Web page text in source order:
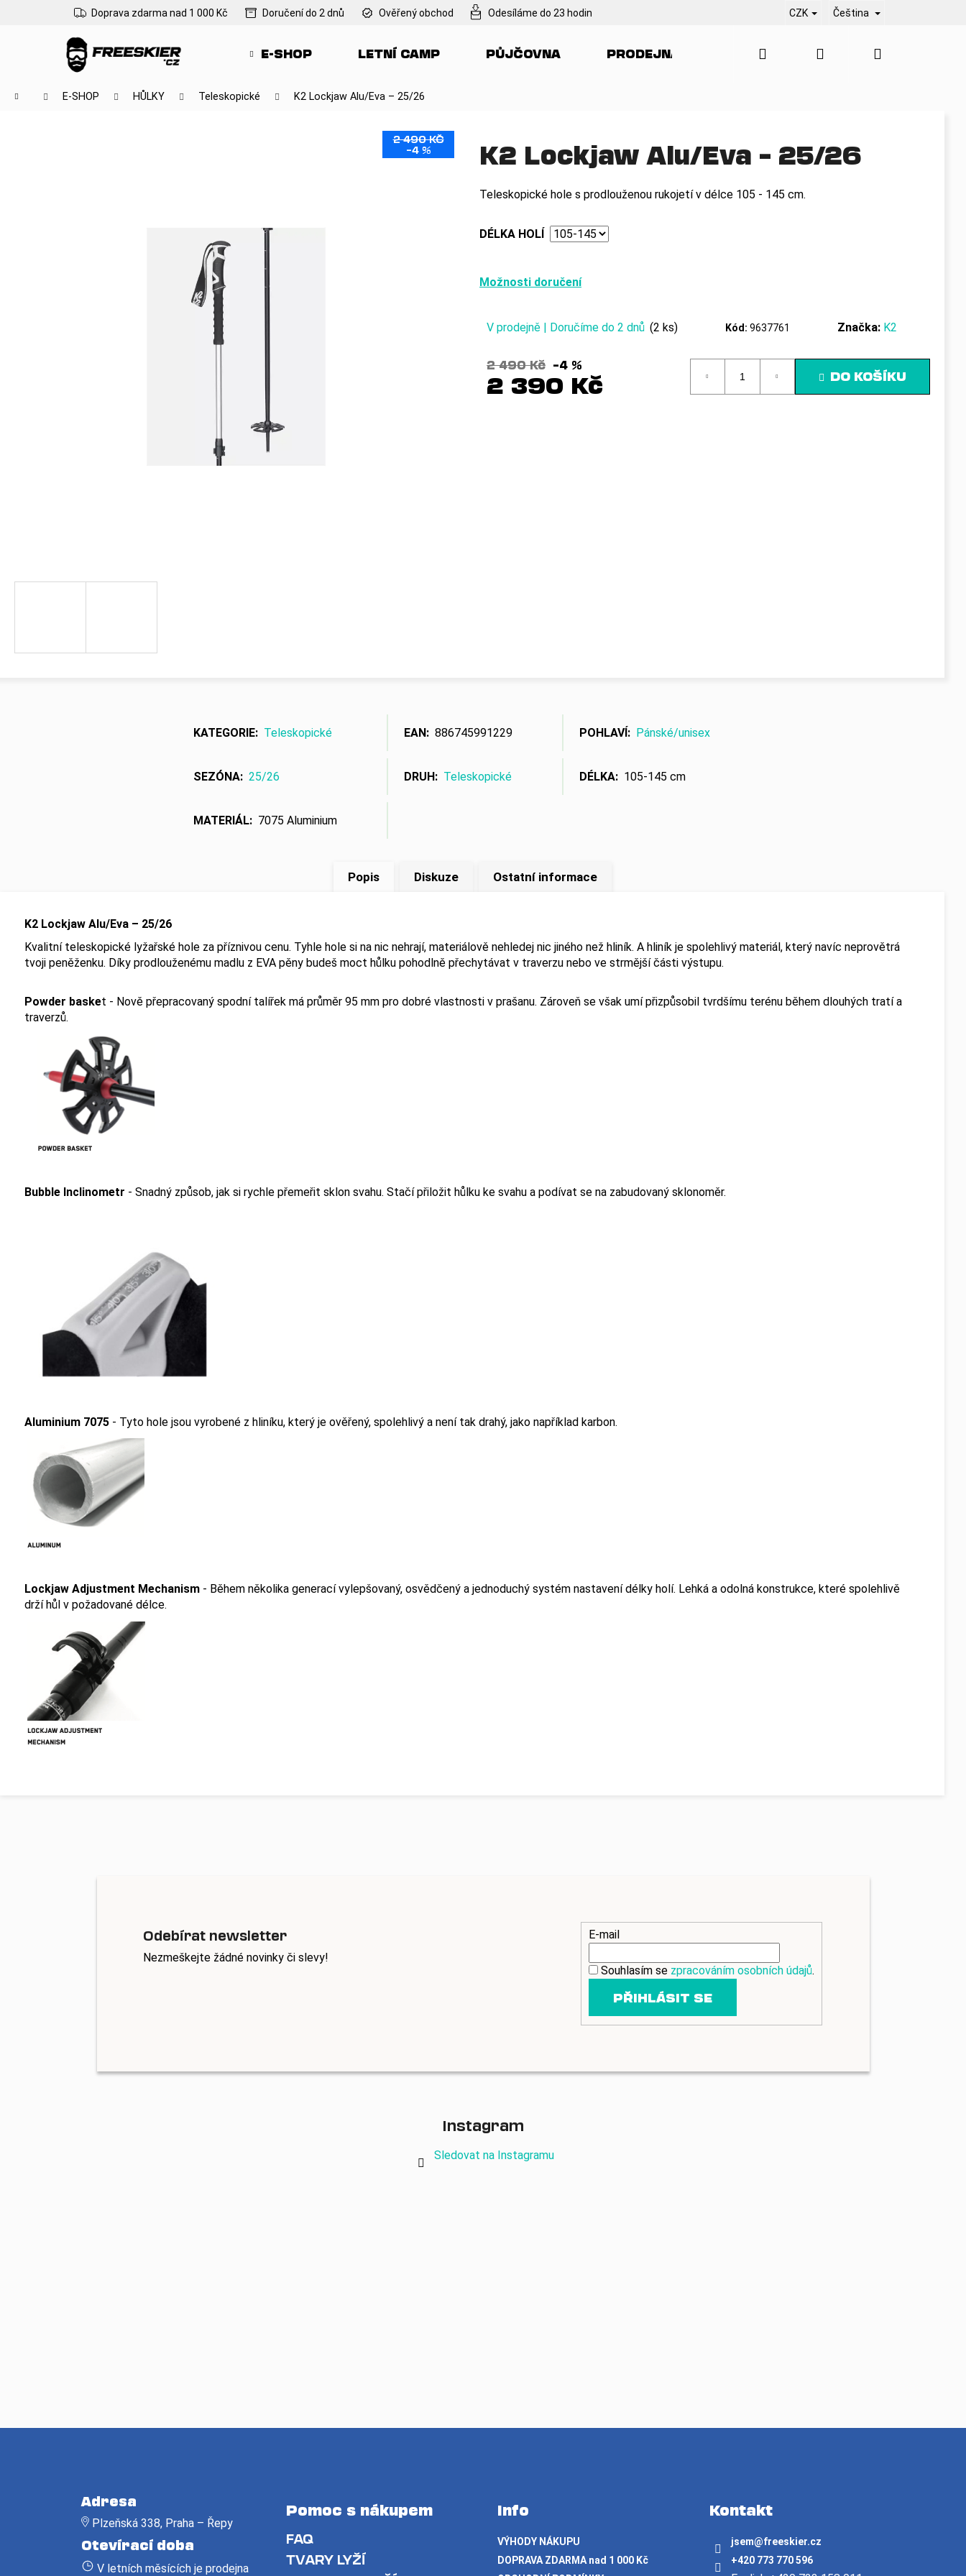
Doprava zdarma nad 1 000 Kč Doručení do 2 dnů Ověřený obchod Odesíláme do 23 hodin CZK Čeština
E-SHOP LETNÍ CAMP PŮJČOVNA PRODEJNA SERVIS KONTAKT
Hledat PřihlášeníNákupní
Domů E-SHOP HŮLKY Teleskopické K2 Lockjaw Alu/Eva – 25/26
K2 Lockjaw Alu/Eva – 25/26
Teleskopické hole s prodlouženou rukojetí v délce 105 - 145 cm.
DÉLKA HOLÍ
Možnosti doručení
V prodejně | Doručíme do 2 dnů (2 ks) Kód: 9637761 Značka: K2
2 490 Kč –4 %
2 390 Kč DO KOŠÍKU
2 490 KČ
–4 %
KATEGORIE: Teleskopické EAN: 886745991229 POHLAVÍ: Pánské/unisex
SEZÓNA: 25/26 DRUH: Teleskopické DÉLKA: 105-145 cm
MATERIÁL: 7075 Aluminium
Popis Diskuze Ostatní informace
K2 Lockjaw Alu/Eva – 25/26
Kvalitní teleskopické lyžařské hole za příznivou cenu. Tyhle hole si na nic nehrají, materiálově nehledej nic jiného než hliník. A hliník je spolehlivý materiál, který navíc neprovětrá
tvoji peněženku. Díky prodlouženému madlu z EVA pěny budeš moct hůlku pohodlně přechytávat v traverzu nebo ve strmější části výstupu.
Powder basket - Nově přepracovaný spodní talířek má průměr 95 mm pro dobré vlastnosti v prašanu. Zároveň se však umí přizpůsobil tvrdšímu terénu během dlouhých tratí a
traverzů.
Bubble Inclinometr - Snadný způsob, jak si rychle přemeřit sklon svahu. Stačí přiložit hůlku ke svahu a podívat se na zabudovaný sklonoměr.
Aluminium 7075 - Tyto hole jsou vyrobené z hliníku, který je ověřený, spolehlivý a není tak drahý, jako například karbon.
Lockjaw Adjustment Mechanism - Během několika generací vylepšovaný, osvědčený a jednoduchý systém nastavení délky holí. Lehká a odolná konstrukce, které spolehlivě
drží hůl v požadované délce.
obchodu
obchodu
Doporučujeme
Odebírat newsletter
Nezmeškejte žádné novinky či slevy!
E-mail
Souhlasím se zpracováním osobních údajů.
PŘIHLÁSIT SE
Instagram
Sledovat na Instagramu
Adresa
Plzeňská 338, Praha – Řepy
Otevírací doba
V letních měsících je prodejna
Pomoc s nákupem
FAQ
TVARY LYŽÍ
Info
VÝHODY NÁKUPU
DOPRAVA ZDARMA nad 1 000 Kč
Kontakt
jsem@freeskier.cz
+420 773 770 596